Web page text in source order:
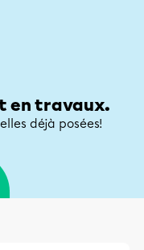
en travaux.
déjà posées!